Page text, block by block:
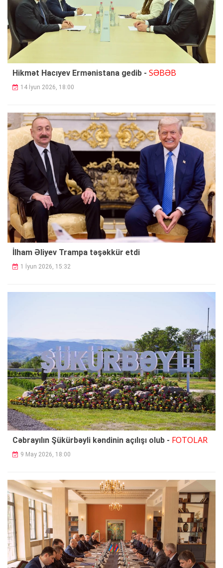
Hikmət Hacıyev Ermənistana gedib - SƏBƏB
14 İyun 2026, 18:00
İlham Əliyev Trampa təşəkkür etdi
1 İyun 2026, 15:32
Cəbrayılın Şükürbəyli kəndinin açılışı olub - FOTOLAR
9 May 2026, 18:00